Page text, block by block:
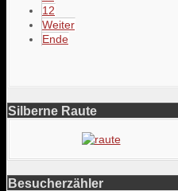
12
Weiter
Ende
Silberne Raute
Besucherzähler